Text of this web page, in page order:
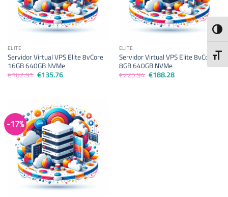
ELITE
Servidor Virtual VPS Elite 8vCore
16GB 640GB NVMe
€162.91 El
precio
€162.91.
€135.76Elprecio
ELITE
Servidor Virtual VPS Elite 8vCore
8GB 640GB NVMe
€225.94 El
precio
€188.28Elprecio
-17%